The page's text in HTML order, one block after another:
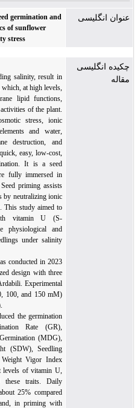
عنوان انگلیسی
germination and
of sunflower
stress
چکیده انگلیسی
مقاله
salinity, result in
which, at high levels,
lipid functions,
activities of the plant.
stress, ionic
and water,
destruction, and
easy, low-cost,
It is a seed
fully immersed in
Seed priming assists
by neutralizing ionic
This study aimed to
vitamin U (S-
physiological and
under salinity
conducted in 2023
design with three
Experimental
100, and 150 mM)
the germination
Rate (GR),
Germination (MDG),
(SDW), Seedling
Weight Vigor Index
levels of vitamin U,
these traits. Daily
25% compared
and, in priming with